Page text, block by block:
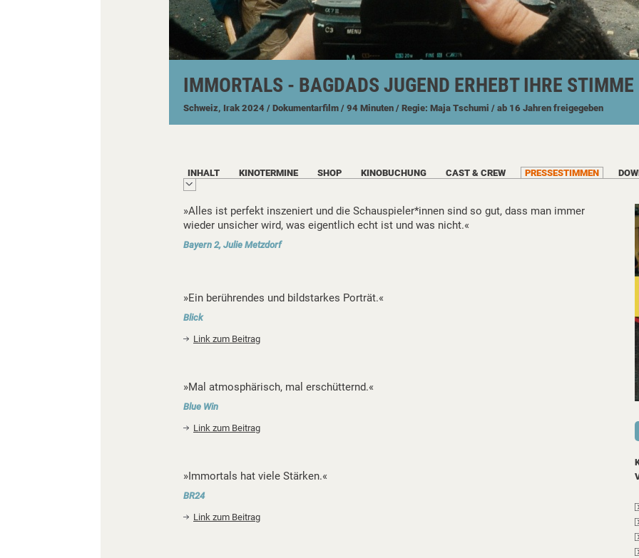
IMMORTALS - BAGDADS JUGEND ERHEBT IHRE STIMME
Schweiz, Irak 2024 / Dokumentarfilm / 94 Minuten / Regie: Maja Tschumi / ab 16 Jahren freigegeben
INHALT KINOTERMINE SHOP KINOBUCHUNG CAST & CREW PRESSESTIMMEN
»Alles ist perfekt inszeniert und die Schauspieler*innen sind so gut, dass man immer
wieder unsicher wird, was eigentlich echt ist und was nicht.«
Bayern 2, Julie Metzdorf
»Ein berührendes und bildstarkes Porträt.«
Blick
Link zum Beitrag
»Mal atmosphärisch, mal erschütternd.«
Blue Win
Link zum Beitrag
»Immortals hat viele Stärken.«
BR24
Link zum Beitrag